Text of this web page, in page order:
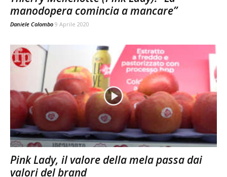
manodopera comincia a mancare”
Daniele Colombo 9 Aprile 2020
Pink Lady, il valore della mela passa dai
valori del brand